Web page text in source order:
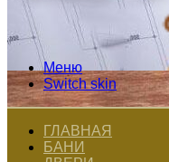
Меню
Switch skin
ГЛАВНАЯ
БАНИ